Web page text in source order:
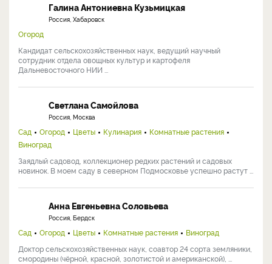
Галина Антониевна Кузьмицкая
Россия, Хабаровск
Огород
Кандидат сельскохозяйственных наук, ведущий научный
сотрудник отдела овощных культур и картофеля
Дальневосточного НИИ ...
Светлана Самойлова
Россия, Москва
Сад Огород Цветы Кулинария
Комнатные растения
Виноград
Заядлый садовод, коллекционер редких растений и садовых
новинок. В моем саду в северном Подмосковье успешно растут ...
Анна Евгеньевна Соловьева
Россия, Бердск
Сад Огород Цветы Комнатные растения
Виноград
Доктор сельскохозяйственных наук, соавтор 24 сорта земляники,
смородины (чёрной, красной, золотистой и американской), ...